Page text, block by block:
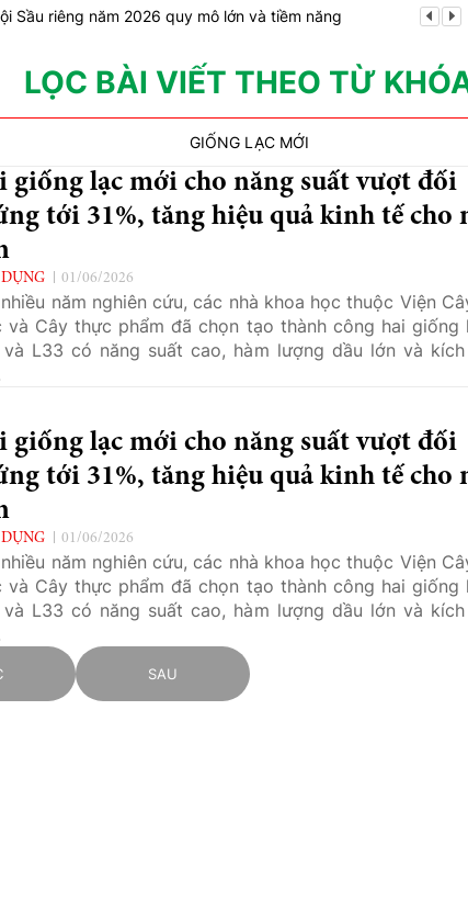
Sầu riêng năm 2026 quy mô lớn và tiềm năng Vĩnh
LỌC BÀI VIẾT THEO TỪ
GIỐNG LẠC MỚI
giống lạc mới cho năng suất vượt đối
tới 31%, tăng hiệu quả kinh tế cho
01/06/2026
nhiều năm nghiên cứu, các nhà khoa học thuộc Viện
và Cây thực phẩm đã chọn tạo thành công hai giống
và L33 có năng suất cao, hàm lượng dầu lớn và
giống lạc mới cho năng suất vượt đối
tới 31%, tăng hiệu quả kinh tế cho
01/06/2026
nhiều năm nghiên cứu, các nhà khoa học thuộc Viện
và Cây thực phẩm đã chọn tạo thành công hai giống
và L33 có năng suất cao, hàm lượng dầu lớn và
SAU